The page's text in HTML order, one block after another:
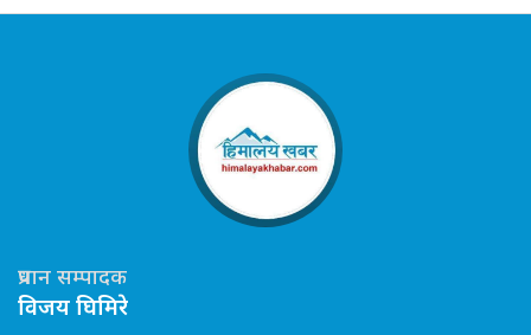
प्रधान सम्पादक
विजय घिमिरे